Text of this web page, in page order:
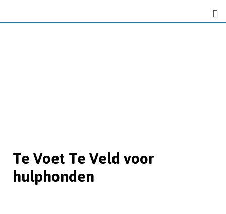
Te Voet Te Veld voor
hulphonden